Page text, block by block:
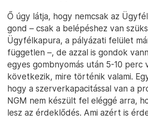
Ő úgy látja, hogy nemcsak az
gond – csak a belépéshez van
Ügyfélkapura, a pályázati felület
független –, de azzal is gondok
egyes gombnyomás után 5-10 perc
következik, mire történik valami.
hogy a szerverkapacitással van a
NGM nem készült fel eléggé arra,
lesz az érdeklődés. Ami azért is